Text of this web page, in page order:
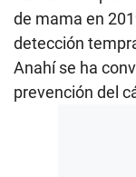
de mama en
detección
Anahí se ha
prevención del